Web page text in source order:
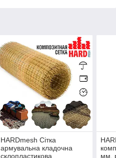
HARDmesh Сітка
армувальна кладочна
склопластикова
мм,